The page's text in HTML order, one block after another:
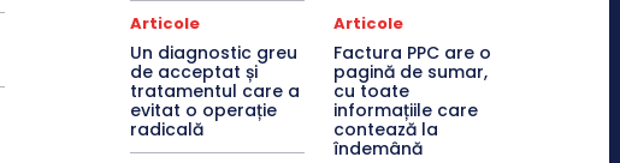
Articole
Un diagnostic greu
de acceptat și
tratamentul care a
evitat o operație
radicală
Articole
Factura PPC are o
pagină de sumar,
cu toate
informațiile care
contează la
îndemână